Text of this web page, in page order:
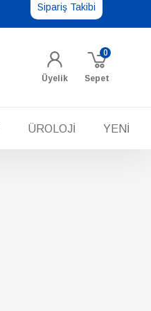
Sipariş Takibi
Üyelik Sepet
0
ÜROLOJİ YENİ